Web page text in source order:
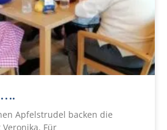
Apfelstrudel backen die
Für